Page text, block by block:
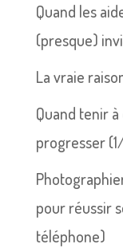
Quand les
(presque)
La vraie
Quand tenir
progresser
pour réussir
téléphone)